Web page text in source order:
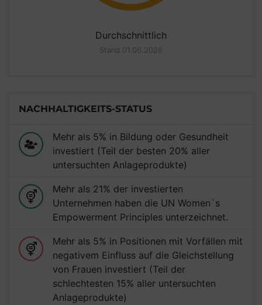
Durchschnittlich
Stand 01.06.2026
NACHHALTIGKEITS-STATUS
Mehr als 5% in Bildung oder Gesundheit
investiert (Teil der besten 20% aller
untersuchten Anlageprodukte)
Mehr als 21% der investierten
Unternehmen haben die UN Women´s
Empowerment Principles unterzeichnet.
Mehr als 5% in Positionen mit Vorfällen mit
negativem Einfluss auf die Gleichstellung
von Frauen investiert (Teil der
schlechtesten 15% aller untersuchten
Anlageprodukte)